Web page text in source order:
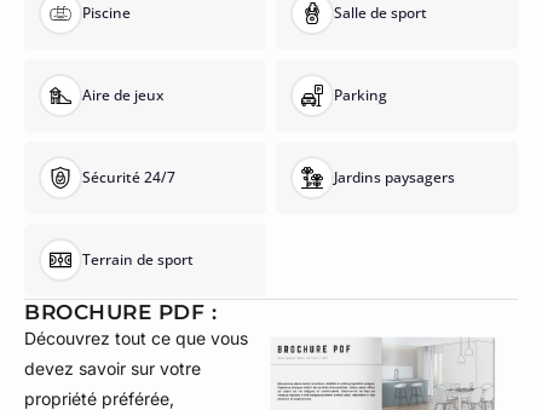
Piscine Salle de sport
Aire de jeux Parking
Sécurité 24/7 Jardins paysagers
Terrain de sport
BROCHURE PDF :
Découvrez tout ce que vous
devez savoir sur votre
propriété préférée,